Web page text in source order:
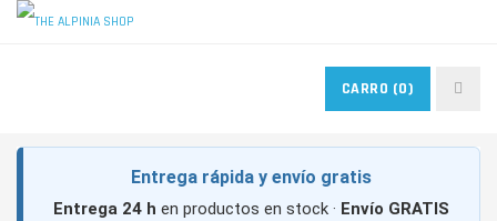
CONTACTO
CARRO (0)
Entrega rápida y envío gratis
Entrega 24 h en productos en stock · Envío GRATIS